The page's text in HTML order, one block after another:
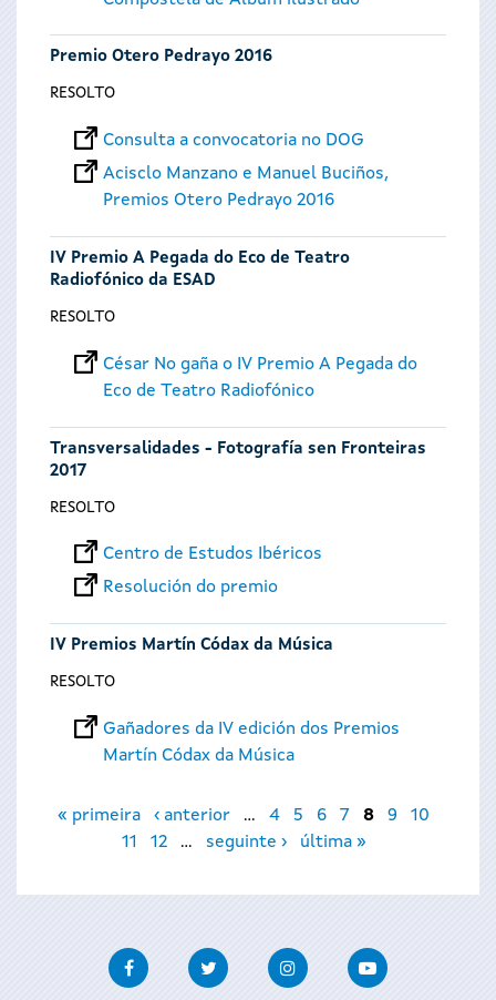
Premio Otero Pedrayo 2016
RESOLTO
Consulta a convocatoria no DOG
Acisclo Manzano e Manuel Buciños,
Premios Otero Pedrayo 2016
IV Premio A Pegada do Eco de Teatro
Radiofónico da ESAD
RESOLTO
César No gaña o IV Premio A Pegada do
Eco de Teatro Radiofónico
Transversalidades - Fotografía sen Fronteiras
2017
RESOLTO
Centro de Estudos Ibéricos
Resolución do premio
IV Premios Martín Códax da Música
RESOLTO
Gañadores da IV edición dos Premios
Martín Códax da Música
Páxinas
« primeira ‹ anterior … 4 5 6 7 8 9
10
11
12 … seguinte › última »
FacebookTwitter InstagramYoutube